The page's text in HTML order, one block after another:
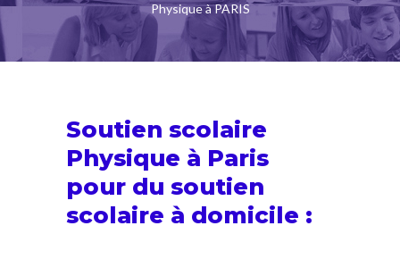
Physique à PARIS
Soutien scolaire
Physique à Paris
pour du soutien
scolaire à domicile :